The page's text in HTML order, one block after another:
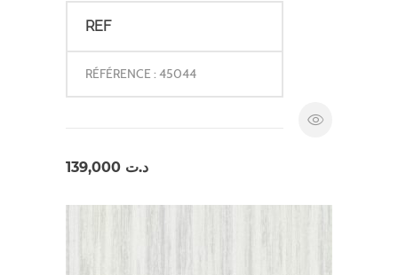
REF
RÉFÉRENCE : 45044
د.ت